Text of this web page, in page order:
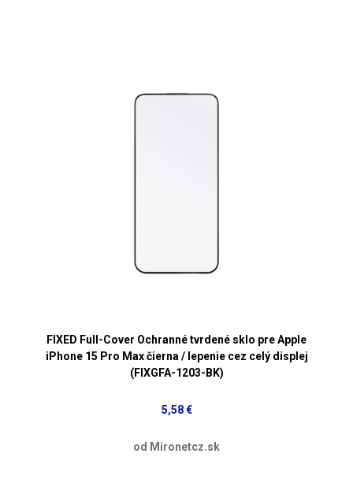
FIXED Full-Cover Ochranné tvrdené sklo pre Apple
iPhone 15 Pro Max čierna / lepenie cez celý displej
(FIXGFA-1203-BK)
5,58 €
od Mironetcz.sk